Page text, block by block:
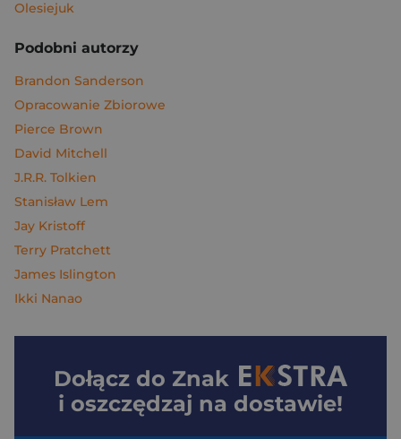
Olesiejuk
Podobni autorzy
Brandon Sanderson
Opracowanie Zbiorowe
Pierce Brown
David Mitchell
J.R.R. Tolkien
Stanisław Lem
Jay Kristoff
Terry Pratchett
James Islington
Ikki Nanao
Dołącz do Znak
i oszczędzaj na dostawie!